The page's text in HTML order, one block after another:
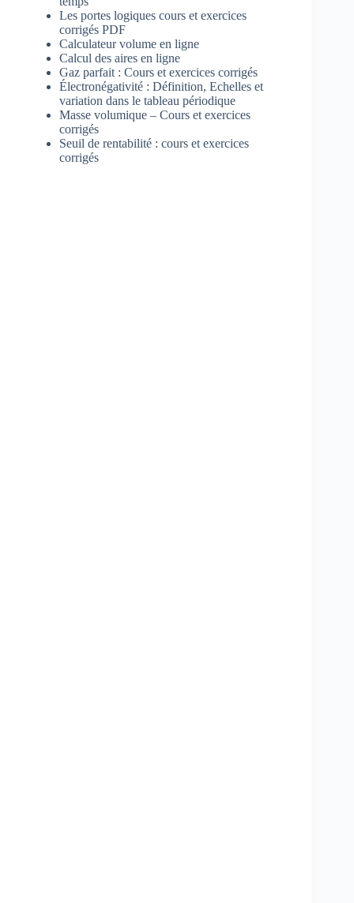
Les portes logiques cours et exercices
corrigés PDF
Calculateur volume en ligne
Calcul des aires en ligne
Gaz parfait : Cours et exercices corrigés
Électronégativité : Définition, Echelles et
variation dans le tableau périodique
Masse volumique – Cours et exercices
corrigés
Seuil de rentabilité : cours et exercices
corrigés